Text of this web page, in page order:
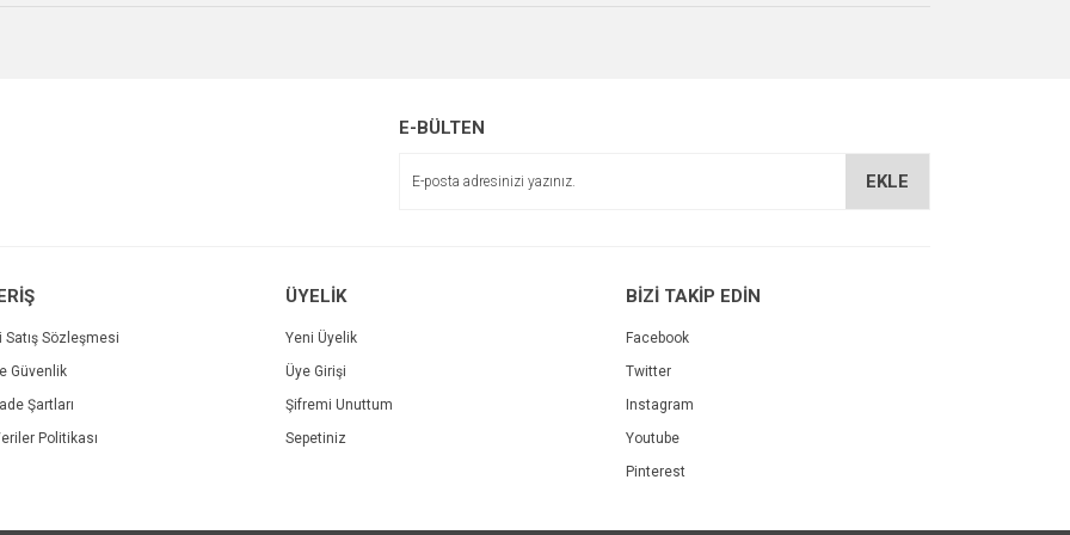
Gönder
E-BÜLTEN
EKLE
Satış Sözleşmesi
Güvenlik
Şartları
Politikası
ÜYELİK
Yeni Üyelik
Üye Girişi
Şifremi Unuttum
Sepetiniz
BİZİ TAKİP EDİN
Facebook
Twitter
Instagram
Youtube
Pinterest